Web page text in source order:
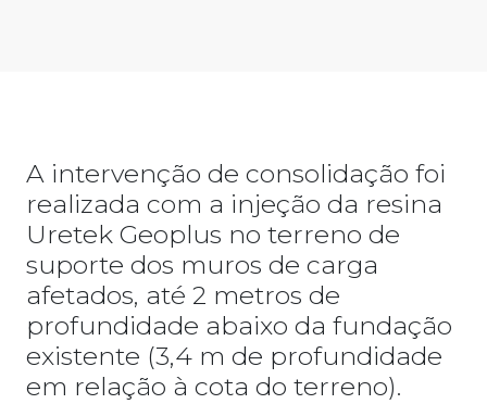
A intervenção de consolidação foi
realizada com a injeção da resina
Uretek Geoplus no terreno de
suporte dos muros de carga
afetados, até 2 metros de
profundidade abaixo da fundação
existente (3,4 m de profundidade
em relação à cota do terreno).